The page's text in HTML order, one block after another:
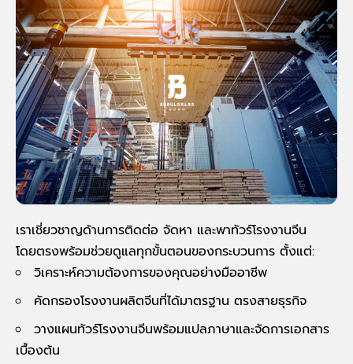
เราเชี่ยวชาญด้านการติดต่อ จัดหา และพาทัวร์โรงงานจีน
โดยตรงพร้อมช่วยดูแลทุกขั้นตอนของกระบวนการ ตั้งแต่:
วิเคราะห์ความต้องการของคุณอย่างมืออาชีพ
คัดกรองโรงงานผลิตจีนที่ได้มาตรฐาน ตรงสายธุรกิจ
วางแผนทัวร์โรงงานจีนพร้อมแปลภาษาและจัดการเอกสาร
เบื้องต้น